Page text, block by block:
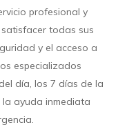
profesional y
todas sus
y el acceso a
especializados
día, los 7 días de la
ayuda inmediata